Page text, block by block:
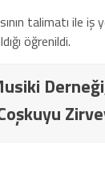
talimatı ile
öğrenildi.